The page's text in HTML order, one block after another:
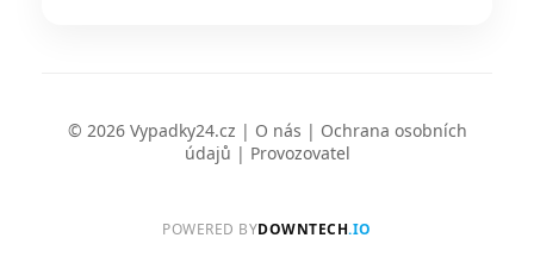
© 2026 Vypadky24.cz | O nás | Ochrana osobních
údajů | Provozovatel
POWERED BYDOWNTECH.IO